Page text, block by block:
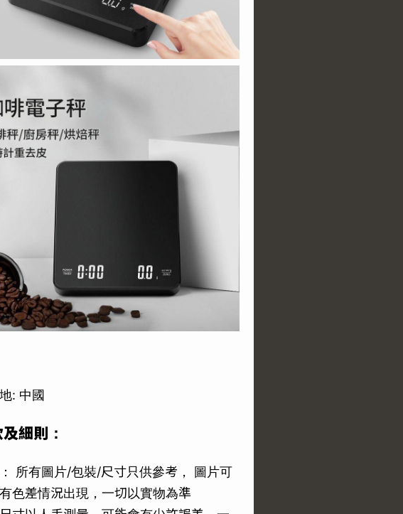
: 中國
細則：
所有圖片/包裝/尺寸只供參考， 圖片可
色差情況出現，一切以實物為準